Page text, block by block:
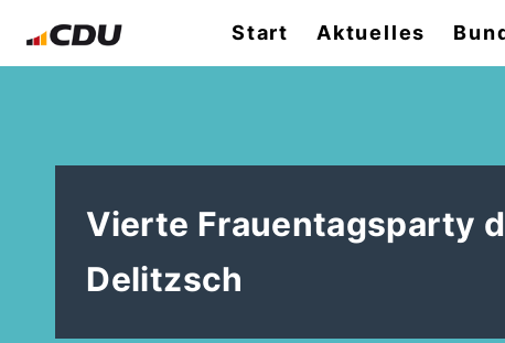
Start Aktuelles
Vierte Frauentagsparty
Delitzsch